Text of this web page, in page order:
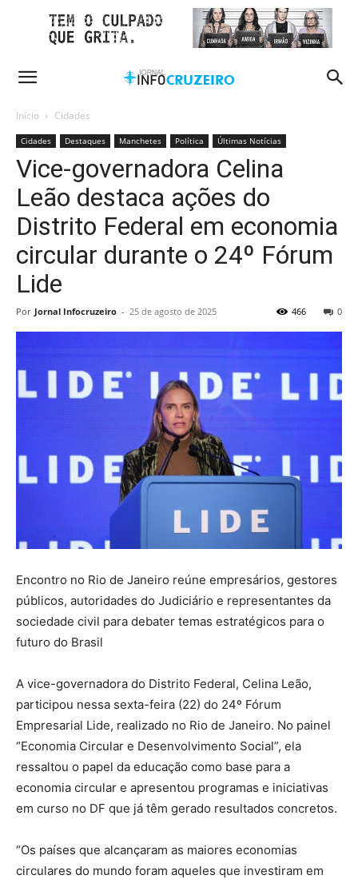
Início Cidades
Cidades Destaques Manchetes Política Últimas Notícias
Vice-governadora Celina
Leão destaca ações do
Distrito Federal em economia
circular durante o 24º Fórum
Lide
Por Jornal Infocruzeiro - 25 de agosto de 2025 0
466
Encontro no Rio de Janeiro reúne empresários, gestores
públicos, autoridades do Judiciário e representantes da
sociedade civil para debater temas estratégicos para o
futuro do Brasil
A vice-governadora do Distrito Federal, Celina Leão,
participou nessa sexta-feira (22) do 24º Fórum
Empresarial Lide, realizado no Rio de Janeiro. No painel
“Economia Circular e Desenvolvimento Social”, ela
ressaltou o papel da educação como base para a
economia circular e apresentou programas e iniciativas
em curso no DF que já têm gerado resultados concretos.
“Os países que alcançaram as maiores economias
circulares do mundo foram aqueles que investiram em